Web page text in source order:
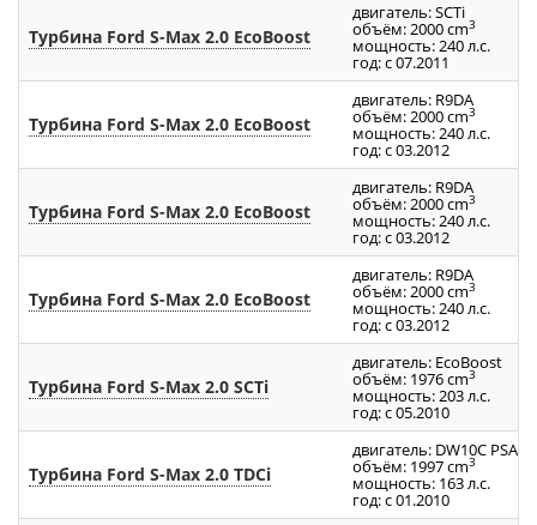
Турбина Ford S-Max 2.0 EcoBoost
двигатель: SCTi
объём: 2000 cm3
мощность: 240 л.с.
год: с 07.2011
Турбина Ford S-Max 2.0 EcoBoost
двигатель: R9DA
объём: 2000 cm3
мощность: 240 л.с.
год: с 03.2012
Турбина Ford S-Max 2.0 EcoBoost
двигатель: R9DA
объём: 2000 cm3
мощность: 240 л.с.
год: с 03.2012
Турбина Ford S-Max 2.0 EcoBoost
двигатель: R9DA
объём: 2000 cm3
мощность: 240 л.с.
год: с 03.2012
Турбина Ford S-Max 2.0 SCTi
двигатель: EcoBoost
объём: 1976 cm3
мощность: 203 л.с.
год: с 05.2010
Турбина Ford S-Max 2.0 TDCi
двигатель: DW10C PSA
объём: 1997 cm3
мощность: 163 л.с.
год: с 01.2010